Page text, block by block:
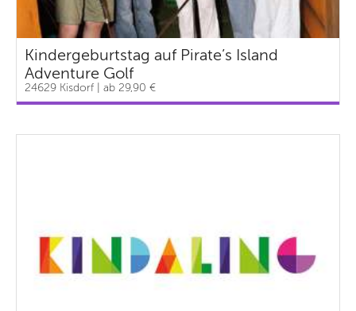
Kindergeburtstag auf Pirate’s Island
Adventure Golf
24629 Kisdorf | ab 29,90 €